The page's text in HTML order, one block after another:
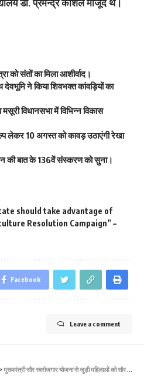
संतों का मिला आशीर्वाद।
देवभूमि ने किया शिवभक्त कांवड़ियों का
विधानसभा में विभिन्न विकास
लेकर 10 अगस्त को कावड़ उठाएंगी रेखा
की बात के 136वें संस्करण को सुना।
should take advantage of
Resolution Campaign” –
Facebook
Leave a comment
मुख्यमंत्री सौर स्वरोजगार योजना से जुड़ी महिलाओं को सौर सखी नाम दिया जायेगा।